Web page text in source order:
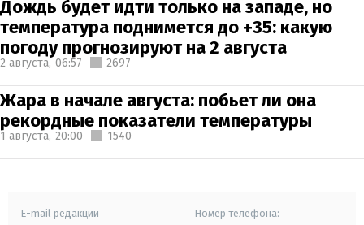
Дождь будет идти только на западе, но
температура поднимется до +35: какую
погоду прогнозируют на 2 августа
2 августа, 06:57 2697
Жара в начале августа: побьет ли она
рекордные показатели температуры
1 августа, 20:00 1540
E-mail редакции Номер телефона: